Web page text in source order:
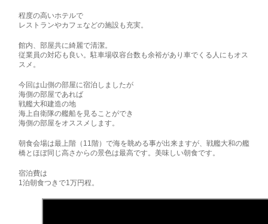
程度の高いホテルで
レストランやカフェなどの施設も充実。
館内、部屋共に綺麗で清潔。
従業員の対応も良い。駐車場収容台数も余裕があり車でくる人にもオス
スメ。
今回は山側の部屋に宿泊しましたが
海側の部屋であれば
戦艦大和建造の地
海上自衛隊の艦船を見ることができ
海側の部屋をオススメします。
朝食会場は最上階（11階）で海を眺める事が出来ますが、戦艦大和の艦
橋とほぼ同じ高さからの景色は最高です。美味しい朝食です。
宿泊費は
1泊朝食つきで1万円程。